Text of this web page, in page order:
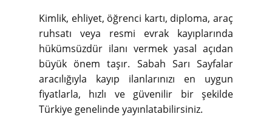
Kimlik, ehliyet, öğrenci kartı, diploma, araç
ruhsatı veya resmi evrak kayıplarında
hükümsüzdür ilanı vermek yasal açıdan
büyük önem taşır. Sabah Sarı Sayfalar
aracılığıyla kayıp ilanlarınızı en uygun
fiyatlarla, hızlı ve güvenilir bir şekilde
Türkiye genelinde yayınlatabilirsiniz.